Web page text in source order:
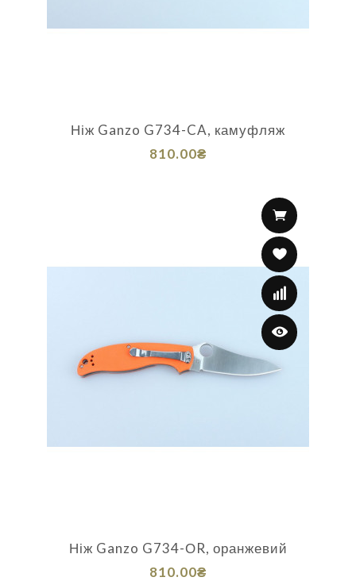
Ніж Ganzo G734-CA, камуфляж
810.00₴
Ніж Ganzo G734-ОR, оранжевий
810.00₴